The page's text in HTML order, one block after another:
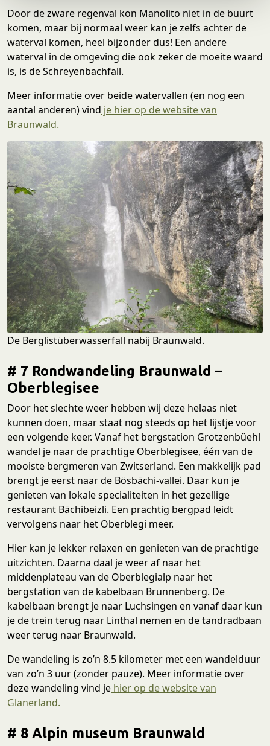
Door de zware regenval kon Manolito niet in de buurt
komen, maar bij normaal weer kan je zelfs achter de
waterval komen, heel bijzonder dus! Een andere
waterval in de omgeving die ook zeker de moeite waard
is, is de Schreyenbachfall.
Meer informatie over beide watervallen (en nog een
aantal anderen) vind je hier op de website van
Braunwald.
De Berglistüberwasserfall nabij Braunwald.
# 7 Rondwandeling Braunwald –
Oberblegisee
Door het slechte weer hebben wij deze helaas niet
kunnen doen, maar staat nog steeds op het lijstje voor
een volgende keer. Vanaf het bergstation Grotzenbüehl
wandel je naar de prachtige Oberblegisee, één van de
mooiste bergmeren van Zwitserland. Een makkelijk pad
brengt je eerst naar de Bösbächi-vallei. Daar kun je
genieten van lokale specialiteiten in het gezellige
restaurant Bächibeizli. Een prachtig bergpad leidt
vervolgens naar het Oberblegi meer.
Hier kan je lekker relaxen en genieten van de prachtige
uitzichten. Daarna daal je weer af naar het
middenplateau van de Oberblegialp naar het
bergstation van de kabelbaan Brunnenberg. De
kabelbaan brengt je naar Luchsingen en vanaf daar kun
je de trein terug naar Linthal nemen en de tandradbaan
weer terug naar Braunwald.
De wandeling is zo’n 8.5 kilometer met een wandelduur
van zo’n 3 uur (zonder pauze). Meer informatie over
deze wandeling vind je hier op de website van
Glanerland.
# 8 Alpin museum Braunwald